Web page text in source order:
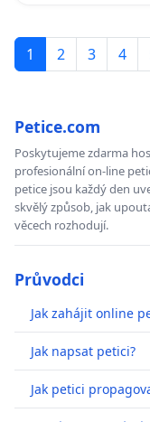
1 2 3 4
Petice.com
Poskytujeme zdarma
profesionální on-line
petice jsou každý den
skvělý způsob, jak
věcech rozhodují.
Průvodci
Jak zahájit online
Jak napsat petici?
Jak petici